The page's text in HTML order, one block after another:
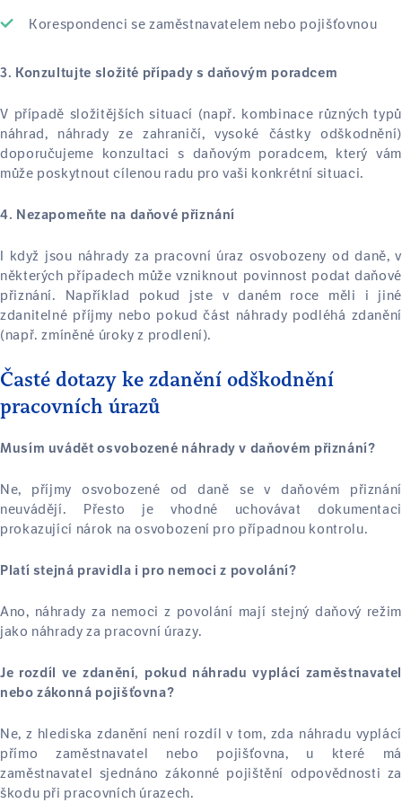
Korespondenci se zaměstnavatelem nebo pojišťovnou
3. Konzultujte složité případy s daňovým poradcem
V případě složitějších situací (např. kombinace různých typů
náhrad, náhrady ze zahraničí, vysoké částky odškodnění)
doporučujeme konzultaci s daňovým poradcem, který vám
může poskytnout cílenou radu pro vaši konkrétní situaci.
4. Nezapomeňte na daňové přiznání
I když jsou náhrady za pracovní úraz osvobozeny od daně, v
některých případech může vzniknout povinnost podat daňové
přiznání. Například pokud jste v daném roce měli i jiné
zdanitelné příjmy nebo pokud část náhrady podléhá zdanění
(např. zmíněné úroky z prodlení).
Časté dotazy ke zdanění odškodnění
pracovních úrazů
Musím uvádět osvobozené náhrady v daňovém přiznání?
Ne, příjmy osvobozené od daně se v daňovém přiznání
neuvádějí. Přesto je vhodné uchovávat dokumentaci
prokazující nárok na osvobození pro případnou kontrolu.
Platí stejná pravidla i pro nemoci z povolání?
Ano, náhrady za nemoci z povolání mají stejný daňový režim
jako náhrady za pracovní úrazy.
Je rozdíl ve zdanění, pokud náhradu vyplácí zaměstnavatel
nebo zákonná pojišťovna?
Ne, z hlediska zdanění není rozdíl v tom, zda náhradu vyplácí
přímo zaměstnavatel nebo pojišťovna, u které má
zaměstnavatel sjednáno zákonné pojištění odpovědnosti za
škodu při pracovních úrazech.